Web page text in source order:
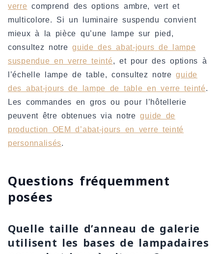
verre comprend des options ambre, vert et
multicolore. Si un luminaire suspendu convient
mieux à la pièce qu’une lampe sur pied,
consultez notreguide des abat-jours de lampe
suspendue en verre teinté, et pour des options à
l’échelle lampe de table, consultez notreguide
des abat-jours de lampe de table en verre teinté.
Les commandes en gros ou pour l’hôtellerie
peuvent être obtenues via notreguide de
production OEM d’abat-jours en verre teinté
personnalisés.
Questions fréquemment
posées
Quelle taille d’anneau de galerie
utilisent les bases de lampadaires